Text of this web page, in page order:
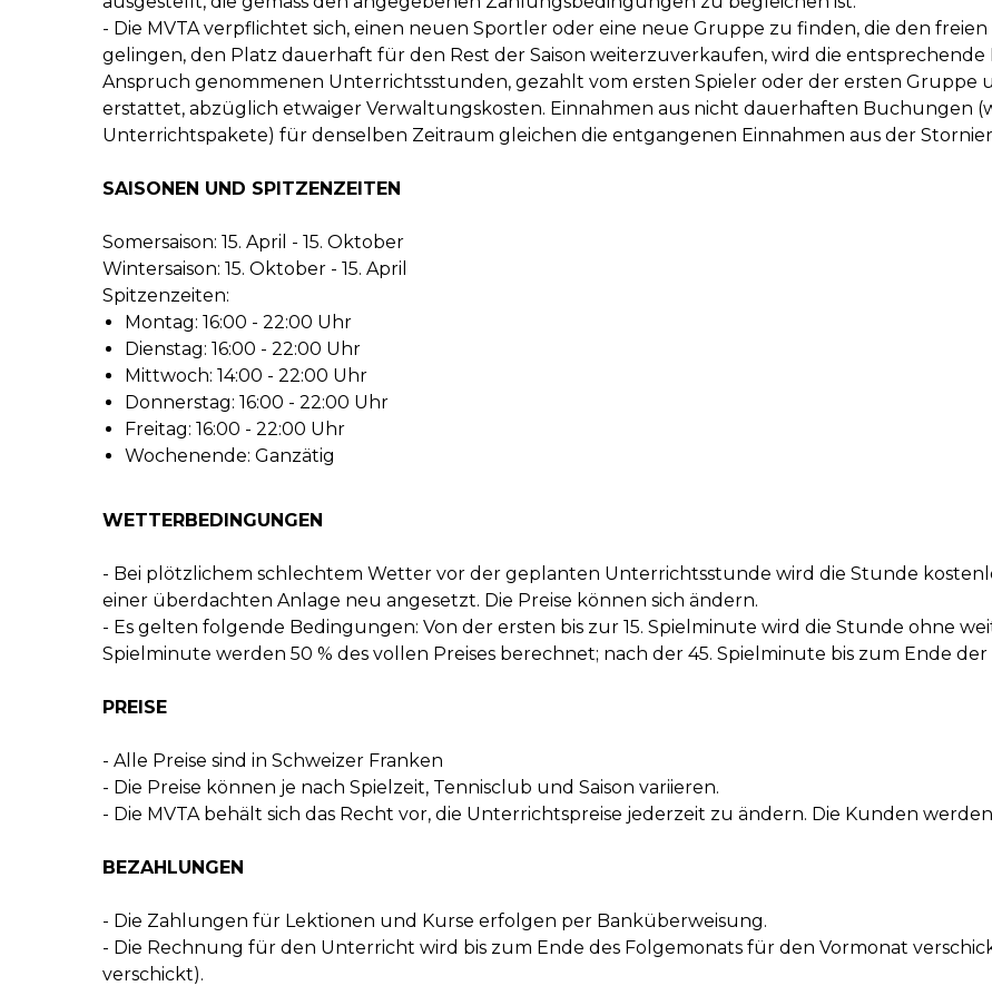
- Die MVTA verpflichtet sich, einen neuen Sportler oder eine neue Gruppe zu finden, die den
gelingen, den Platz dauerhaft für den Rest der Saison weiterzuverkaufen, wird die
Anspruch genommenen Unterrichtsstunden, gezahlt vom ersten Spieler oder der ersten
erstattet, abzüglich etwaiger Verwaltungskosten. Einnahmen aus nicht dauerhaften Buchungen
Unterrichtspakete) für denselben Zeitraum gleichen die entgangenen Einnahmen aus der
SAISONEN UND SPITZENZEITEN
Somersaison: 15. April - 15. Oktober
Wintersaison: 15. Oktober - 15. April
Spitzenzeiten:
Montag: 16:00 - 22:00 Uhr
Dienstag: 16:00 - 22:00 Uhr
Mittwoch: 14:00 - 22:00 Uhr
Donnerstag: 16:00 - 22:00 Uhr
Freitag: 16:00 - 22:00 Uhr
Wochenende: Ganzätig
WETTERBEDINGUNGEN
- Bei plötzlichem schlechtem Wetter vor der geplanten Unterrichtsstunde wird die Stunde
einer überdachten Anlage neu angesetzt. Die Preise können sich ändern.
- Es gelten folgende Bedingungen: Von der ersten bis zur 15. Spielminute wird die Stunde ohne
Spielminute werden 50 % des vollen Preises berechnet; nach der 45. Spielminute bis zum Ende
PREISE
- Alle Preise sind in Schweizer Franken
- Die Preise können je nach Spielzeit, Tennisclub und Saison variieren.
- Die MVTA behält sich das Recht vor, die Unterrichtspreise jederzeit zu ändern. Die Kunden
BEZAHLUNGEN
- Die Zahlungen für Lektionen und Kurse erfolgen per Banküberweisung.
- Die Rechnung für den Unterricht wird bis zum Ende des Folgemonats für den Vormonat
verschickt).